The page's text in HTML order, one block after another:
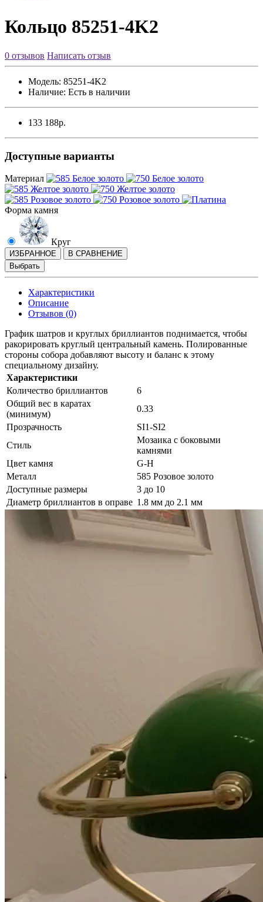
Кольцо 85251-4K2
0 отзывов Написать отзыв
Модель: 85251-4K2
Наличие: Есть в наличии
133 188р.
Доступные варианты
Материал
Форма камня
Круг
ИЗБРАННОЕ
В СРАВНЕНИЕ
Выбрать
Характеристики
Описание
Отзывов (0)
График шатров и круглых бриллиантов поднимается, чтобы
ракорировать круглый центральный камень. Полированные
стороны собора добавляют высоту и баланс к этому
специальному дизайну.
Характеристики
Количество бриллиантов
6
Общий вес в каратах
(минимум)
0.33
Прозрачность
SI1-SI2
Стиль
Мозаика с боковыми
камнями
Цвет камня
G-H
Металл
585 Розовое золото
Доступные размеры
3 до 10
Диаметр бриллиантов в оправе 1.8 мм до 2.1 мм